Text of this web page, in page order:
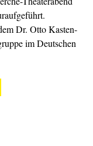
Dr. Otto Kasten-
im Deutschen